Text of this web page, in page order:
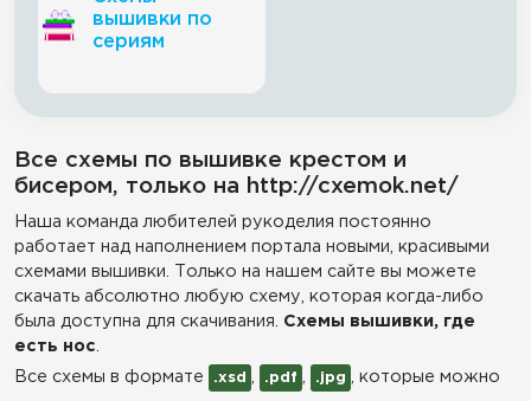
вышивки по
сериям
Все схемы по вышивке крестом и
бисером, только на http://cxemok.net/
Наша команда любителей рукоделия постоянно
работает над наполнением портала новыми, красивыми
схемами вышивки. Только на нашем сайте вы можете
скачать абсолютно любую схему, которая когда-либо
была доступна для скачивания. Схемы вышивки, где
есть нос
Все схемы в формате
.xsd .pdf .jpg , которые можно